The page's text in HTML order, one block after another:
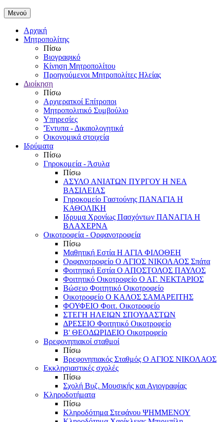
Μενού
Αρχική
Μητροπολίτης
Πίσω
Βιογραφικό
Κίνηση Μητροπολίτου
Προηγούμενοι Μητροπολίτες Ηλείας
Διοίκηση
Πίσω
Αρχιερατκοί Επίτροποι
Μητροπολιτικό Συμβούλιο
Υπηρεσίες
'Έντυπα - Δικαιολογητικά
Οικονομικά στοιχεία
Ιδρύματα
Πίσω
Γηροκομεία - Άσυλα
Πίσω
ΑΣΥΛΟ ΑΝΙΑΤΩΝ ΠΥΡΓΟΥ Η ΝΕΑ
ΒΑΣΙΛΕΙΑΣ
Γηροκομείο Γαστούνης ΠΑΝΑΓΙΑ Η
ΚΑΘΟΛΙΚΗ
Ιδρυμα Χρονίως Πασχόντων ΠΑΝΑΓΙΑ Η
ΒΛΑΧΕΡΝΑ
Οικοτροφεία - Ορφανοτροφεία
Πίσω
Μαθητική Εστία Η ΑΓΙΑ ΦΙΛΟΘΕΗ
Ορφανοτροφείο Ο ΑΓΙΟΣ ΝΙΚΟΛΑΟΣ Σπάτα
Φοιτητική Εστία Ο ΑΠΟΣΤΟΛΟΣ ΠΑΥΛΟΣ
Φοιτητικό Οικοτροφείο Ο ΑΓ. ΝΕΚΤΑΡΙΟΣ
Βώσειο Φοιτητικό Οικοτροφείο
Οικοτροφείο Ο ΚΑΛΟΣ ΣΑΜΑΡΕΙΤΗΣ
ΦΟΥΦΕΙΟ Φοιτ. Οικοτροφείο
ΣΤΕΓΗ ΗΛΕΙΩΝ ΣΠΟΥΔΑΣΤΩΝ
ΔΡΕΣΕΙΟ Φοιτητικό Οικοτροφείο
Β' ΘΕΟΔΩΡΙΔΕΙΟ Οικοτροφείο
Βρεφονηπιακοί σταθμοί
Πίσω
Βρεφονηπιακός Σταθμός Ο ΑΓΙΟΣ ΝΙΚΟΛΑΟΣ
Εκκλησιαστικές σχολές
Πίσω
Σχολή Βυζ. Μουσικής και Αγιογραφίας
Κληροδοτήματα
Πίσω
Κληροδότημα Στεφάνου ΨΗΜΜΕΝΟΥ